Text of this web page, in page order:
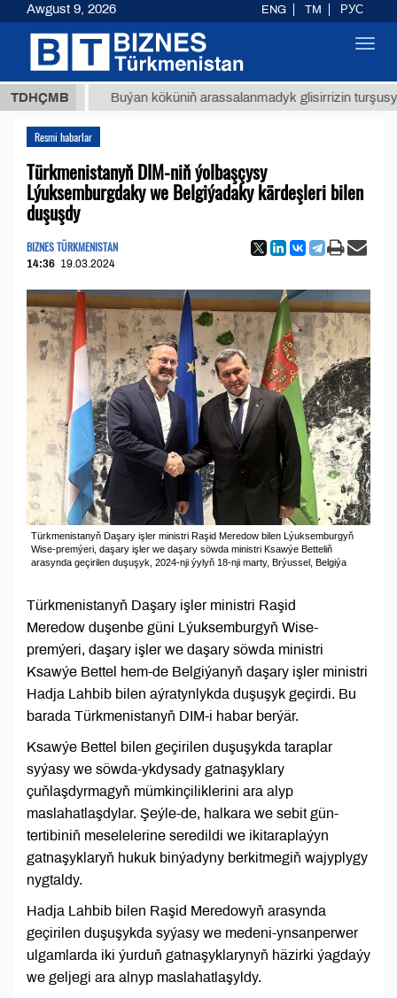
TDHÇMBBuýan köküniň arassalanmadyk glisirrizin turşusy (t.)
Resmi habarlar
Türkmenistanyň DIM-niň ýolbaşçysy
Lýuksemburgdaky we Belgiýadaky kärdeşleri bilen
duşuşdy
BIZNES TÜRKMENISTAN
14:36 19.03.2024
Türkmenistanyň Daşary işler ministri Raşid Meredow bilen Lýuksemburgyň
Wise-premýeri, daşary işler we daşary söwda ministri Ksawýe Betteliň
arasynda geçirilen duşuşyk, 2024-nji ýylyň 18-nji marty, Brýussel, Belgiýa
Türkmenistanyň Daşary işler ministri Raşid
Meredow duşenbe güni Lýuksemburgyň Wise-
premýeri, daşary işler we daşary söwda ministri
Ksawýe Bettel hem-de Belgiýanyň daşary işler ministri
Hadja Lahbib bilen aýratynlykda duşuşyk geçirdi. Bu
barada Türkmenistanyň DIM-i habar berýär.
Ksawýe Bettel bilen geçirilen duşuşykda taraplar
syýasy we söwda-ykdysady gatnaşyklary
çuňlaşdyrmagyň mümkinçiliklerini ara alyp
maslahatlaşdylar. Şeýle-de, halkara we sebit gün-
tertibiniň meselelerine seredildi we ikitaraplaýyn
gatnaşyklaryň hukuk binýadyny berkitmegiň wajyplygy
nygtaldy.
Hadja Lahbib bilen Raşid Meredowyň arasynda
geçirilen duşuşykda syýasy we medeni-ynsanperwer
ulgamlarda iki ýurduň gatnaşyklarynyň häzirki ýagdaýy
we geljegi ara alnyp maslahatlaşyldy.
Awgust 9, 2026 ENG TM РУС